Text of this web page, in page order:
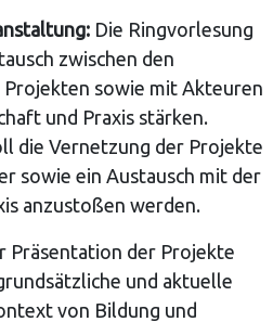
Die Ringvorlesung
zwischen den
sowie mit Akteuren
und Praxis stärken.
die Vernetzung der Projekte
sowie ein Austausch mit der
anzustoßen werden.
Präsentation der Projekte
und aktuelle
von Bildung und